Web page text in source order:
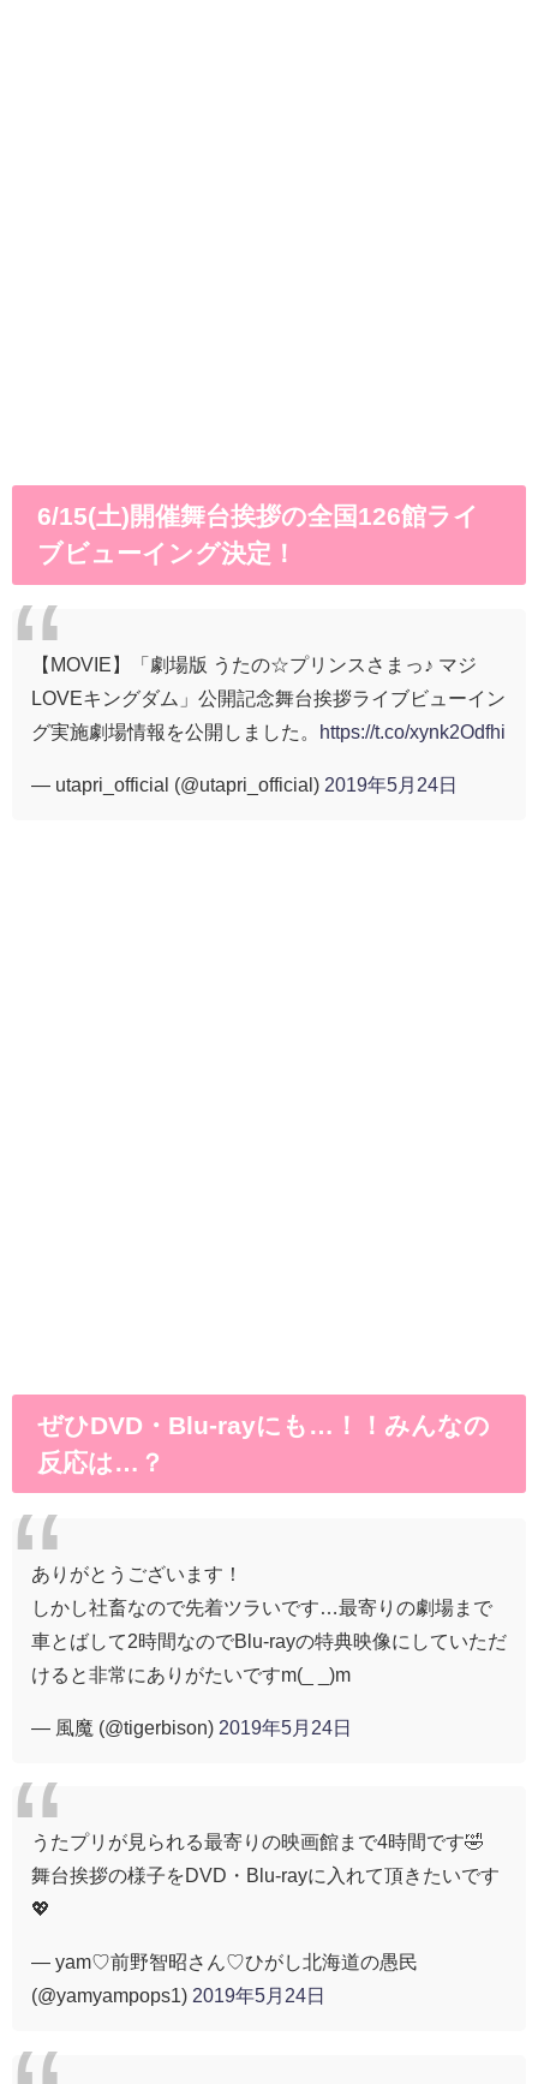
6/15(土)開催舞台挨拶の全国126館ライ
ブビューイング決定！
【MOVIE】「劇場版 うたの☆プリンスさまっ♪ マジ
LOVEキングダム」公開記念舞台挨拶ライブビューイン
グ実施劇場情報を公開しました。
https://t.co/xynk2Odfhi
— utapri_official (@utapri_official) 2019年5月24日
ぜひDVD・Blu-rayにも…！！みんなの
反応は…？
ありがとうございます！
しかし社畜なので先着ツラいです…最寄りの劇場まで
車とばして2時間なのでBlu-rayの特典映像にしていただ
けると非常にありがたいですm(_ _)m
— 風魔 (@tigerbison) 2019年5月24日
うたプリが見られる最寄りの映画館まで4時間です🤣
舞台挨拶の様子をDVD・Blu-rayに入れて頂きたいです
💖
— yam♡前野智昭さん♡ひがし北海道の愚民
(@yamyampops1) 2019年5月24日